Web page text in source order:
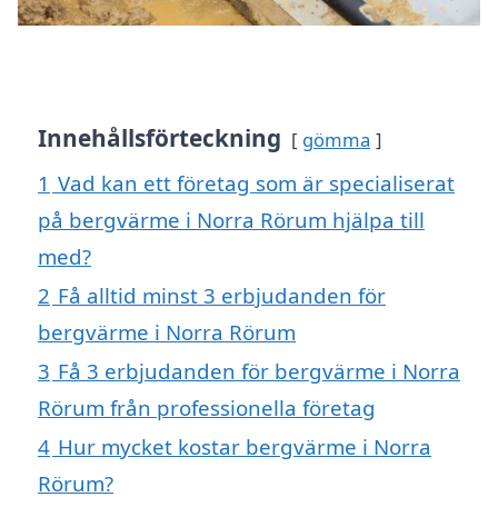
Innehållsförteckning gömma
1 Vad kan ett företag som är specialiserat
på bergvärme i Norra Rörum hjälpa till
med?
2 Få alltid minst 3 erbjudanden för
bergvärme i Norra Rörum
3 Få 3 erbjudanden för bergvärme i Norra
Rörum från professionella företag
4 Hur mycket kostar bergvärme i Norra
Rörum?